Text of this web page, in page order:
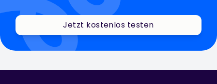
Jetzt kostenlos testen